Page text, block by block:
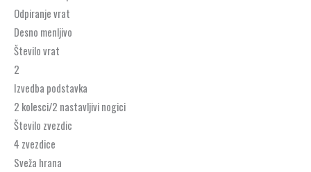
Odpiranje vrat
Desno menljivo
Število vrat
2
Izvedba podstavka
2 kolesci/2 nastavljivi nogici
Število zvezdic
4 zvezdice
Sveža hrana